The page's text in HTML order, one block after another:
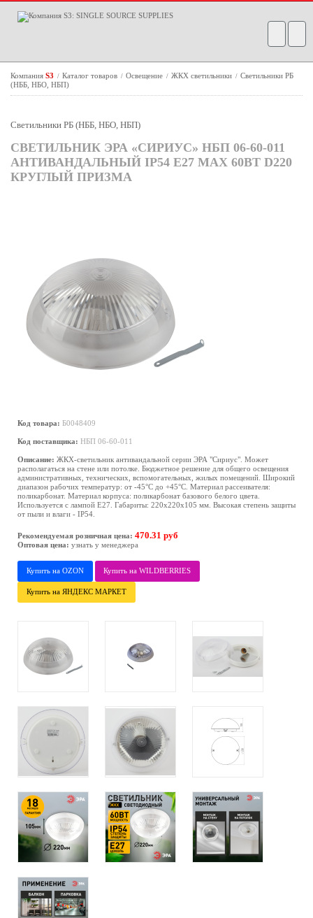
Компания S3 / Каталог товаров / Освещение / ЖКХ светильники / Светильники РБ
(НББ, НБО, НБП)
Светильники РБ (НББ, НБО, НБП)
СВЕТИЛЬНИК ЭРА «СИРИУС» НБП 06-60-011
АНТИВАНДАЛЬНЫЙ IP54 E27 MAX 60ВТ D220
КРУГЛЫЙ ПРИЗМА
Код товара: Б0048409
Код поставщика: НБП 06-60-011
Описание: ЖКХ-светильник антивандальной серии ЭРА "Сириус". Может
располагаться на стене или потолке. Бюджетное решение для общего освещения
административных, технических, вспомогательных, жилых помещений. Широкий
диапазон рабочих температур: от -45°С до +45°С. Материал рассеивателя:
поликарбонат. Материал корпуса: поликарбонат базового белого цвета.
Используется с лампой Е27. Габариты: 220х220х105 мм. Высокая степень защиты
от пыли и влаги - IP54.
Рекомендуемая розничная цена: 470.31 руб
Оптовая цена: узнать у менеджера
Купить на OZON Купить на WILDBERRIES
Купить на ЯНДЕКС МАРКЕТ